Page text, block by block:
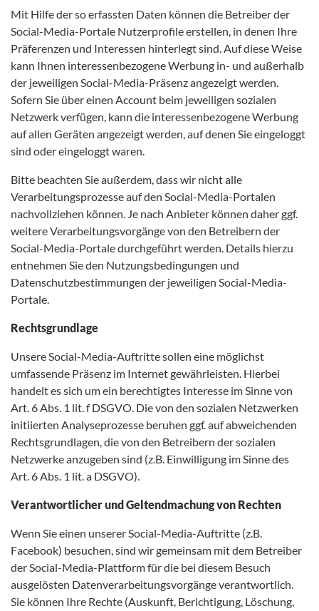
Mit Hilfe der so erfassten Daten können die Betreiber der
Social-Media-Portale Nutzerprofile erstellen, in denen Ihre
Präferenzen und Interessen hinterlegt sind. Auf diese Weise
kann Ihnen interessenbezogene Werbung in- und außerhalb
der jeweiligen Social-Media-Präsenz angezeigt werden.
Sofern Sie über einen Account beim jeweiligen sozialen
Netzwerk verfügen, kann die interessenbezogene Werbung
auf allen Geräten angezeigt werden, auf denen Sie eingeloggt
sind oder eingeloggt waren.
Bitte beachten Sie außerdem, dass wir nicht alle
Verarbeitungsprozesse auf den Social-Media-Portalen
nachvollziehen können. Je nach Anbieter können daher ggf.
weitere Verarbeitungsvorgänge von den Betreibern der
Social-Media-Portale durchgeführt werden. Details hierzu
entnehmen Sie den Nutzungsbedingungen und
Datenschutzbestimmungen der jeweiligen Social-Media-
Portale.
Rechtsgrundlage
Unsere Social-Media-Auftritte sollen eine möglichst
umfassende Präsenz im Internet gewährleisten. Hierbei
handelt es sich um ein berechtigtes Interesse im Sinne von
Art. 6 Abs. 1 lit. f DSGVO. Die von den sozialen Netzwerken
initiierten Analyseprozesse beruhen ggf. auf abweichenden
Rechtsgrundlagen, die von den Betreibern der sozialen
Netzwerke anzugeben sind (z.B. Einwilligung im Sinne des
Art. 6 Abs. 1 lit. a DSGVO).
Verantwortlicher und Geltendmachung von Rechten
Wenn Sie einen unserer Social-Media-Auftritte (z.B.
Facebook) besuchen, sind wir gemeinsam mit dem Betreiber
der Social-Media-Plattform für die bei diesem Besuch
ausgelösten Datenverarbeitungsvorgänge verantwortlich.
Sie können Ihre Rechte (Auskunft, Berichtigung, Löschung,